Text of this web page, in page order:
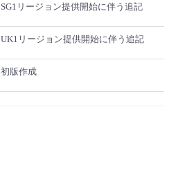
SG1リージョン提供開始に伴う追記
UK1リージョン提供開始に伴う追記
初版作成